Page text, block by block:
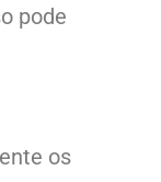
pode
os